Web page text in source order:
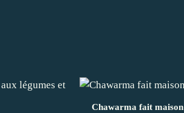
Chawarma fait maison